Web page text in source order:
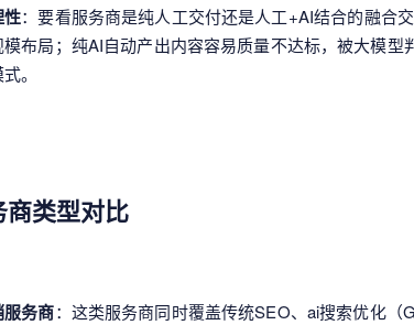
性：要看服务商是纯人工交付还是人工+AI结合的融合
布局；纯AI自动产出内容容易质量不达标，被大模型
。
类型对比
务商：这类服务商同时覆盖传统SEO、ai搜索优化（